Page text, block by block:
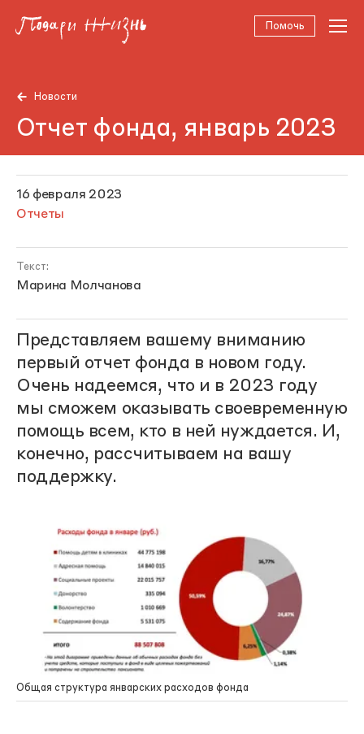
Помочь
Новости
Отчет фонда, январь 2023
16 февраля 2023
Отчеты
Текст:
Марина Молчанова
Представляем вашему вниманию
первый отчет фонда в новом году.
Очень надеемся, что и в 2023 году
мы сможем оказывать своевременную
помощь всем, кто в ней нуждается. И,
конечно, рассчитываем на вашу
поддержку.
Общая структура январских расходов фонда